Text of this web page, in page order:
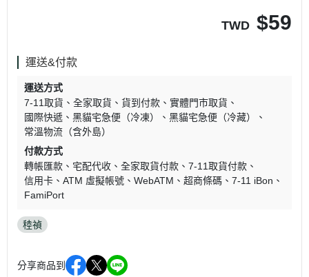
TWD $59
運送&付款
運送方式
7-11取貨
全家取貨 貨到付款
實體門市取貨
國際快遞
黑貓宅急便（冷凍）
黑貓宅急便（冷藏）
常溫物流（含外島）
付款方式
轉帳匯款
宅配代收 全家取貨付款
7-11取貨付款
信用卡
ATM 虛擬帳號 WebATM 超商條碼
7-11 iBon
FamiPort
稑禎
分享商品到